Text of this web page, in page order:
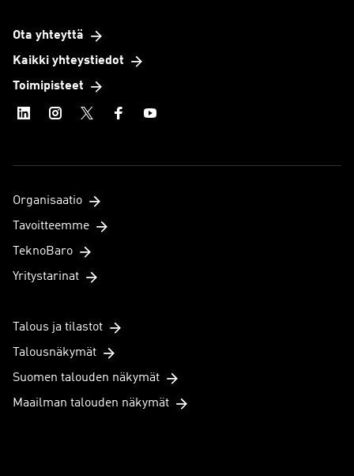
Ota yhteyttä
Kaikki yhteystiedot
Toimipisteet
Organisaatio
Tavoitteemme
TeknoBaro
Yritystarinat
Talous ja tilastot
Talousnäkymät
Suomen talouden näkymät
Maailman talouden näkymät